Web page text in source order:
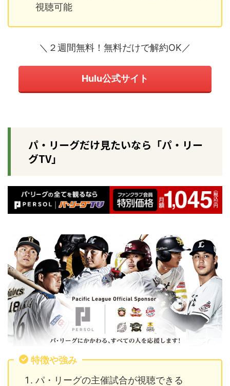
視聴可能
＼２週間無料！無料だけで解約OK／
Hulu公式サイト
パ・リーグだけ見たいなら「パ・リー
グTV」
特徴や強み
パ・リーグの主催試合が視聴できる